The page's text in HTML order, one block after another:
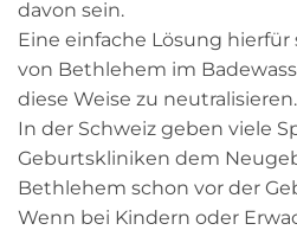
davon sein.
Eine einfache Lösung hierfür
von Bethlehem im
diese Weise zu neutralisieren.
In der Schweiz geben viele
Geburtskliniken dem
Bethlehem schon vor der
Wenn bei Kindern oder